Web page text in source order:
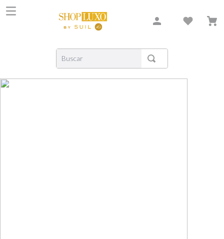
Buscar